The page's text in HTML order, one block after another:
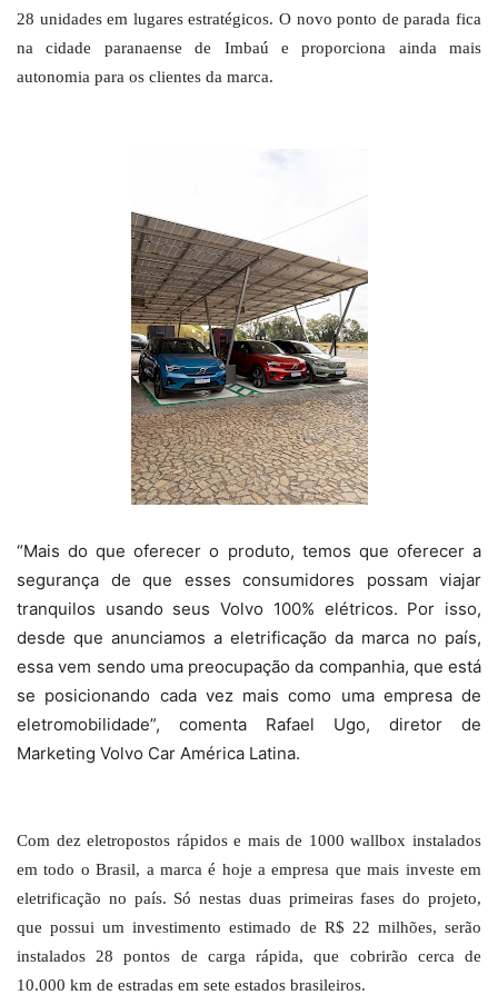
28 unidades em lugares estratégicos. O novo ponto de parada fica
na cidade paranaense de Imbaú e proporciona ainda mais
autonomia para os clientes da marca.
“Mais do que oferecer o produto, temos que oferecer a
segurança de que esses consumidores possam viajar
tranquilos usando seus Volvo 100% elétricos. Por isso,
desde que anunciamos a eletrificação da marca no país,
essa vem sendo uma preocupação da companhia, que está
se posicionando cada vez mais como uma empresa de
eletromobilidade”, comenta Rafael Ugo, diretor de
Marketing Volvo Car América Latina.
Com dez eletropostos rápidos e mais de 1000 wallbox instalados
em todo o Brasil, a marca é hoje a empresa que mais investe em
eletrificação no país. Só nestas duas primeiras fases do projeto,
que possui um investimento estimado de R$ 22 milhões, serão
instalados 28 pontos de carga rápida, que cobrirão cerca de
10.000 km de estradas em sete estados brasileiros.